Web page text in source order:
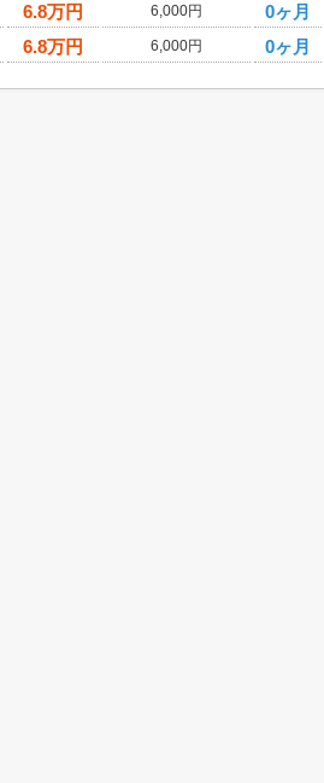
6.8万円 6,000円 0ヶ月
6.8万円 6,000円 0ヶ月